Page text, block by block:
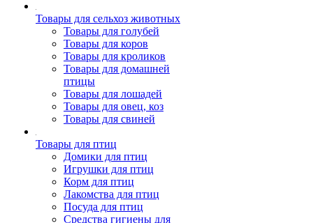
Товары для сельхоз животных
Товары для голубей
Товары для коров
Товары для кроликов
Товары для домашней
птицы
Товары для лошадей
Товары для овец, коз
Товары для свиней
Товары для птиц
Домики для птиц
Игрушки для птиц
Корм для птиц
Лакомства для птиц
Посуда для птиц
Средства гигиены для